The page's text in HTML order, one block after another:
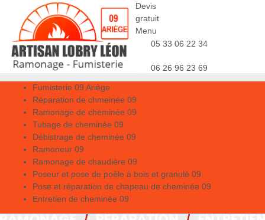
Devis
gratuit
Menu
05 33 06 22 34
06 26 96 23 69
Fumisterie 09 Ariège
Réparation de chmeinée 09
Ramonage de cheminée 09
Tubage de cheminée 09
Débistrage de cheminée 09
Ramoneur 09
Ramonage de chaudière 09
Poseur et pose de poêle à bois et granulé 09
Pose et réparation de chapeau de cheminée 09
Entretien de cheminée 09